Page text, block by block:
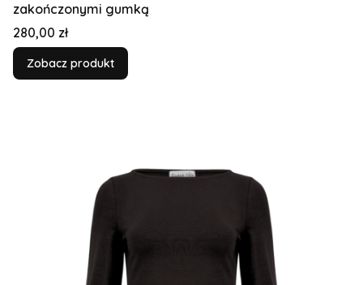
zakończonymi gumką
Cena
280,00 zł
Zobacz produkt